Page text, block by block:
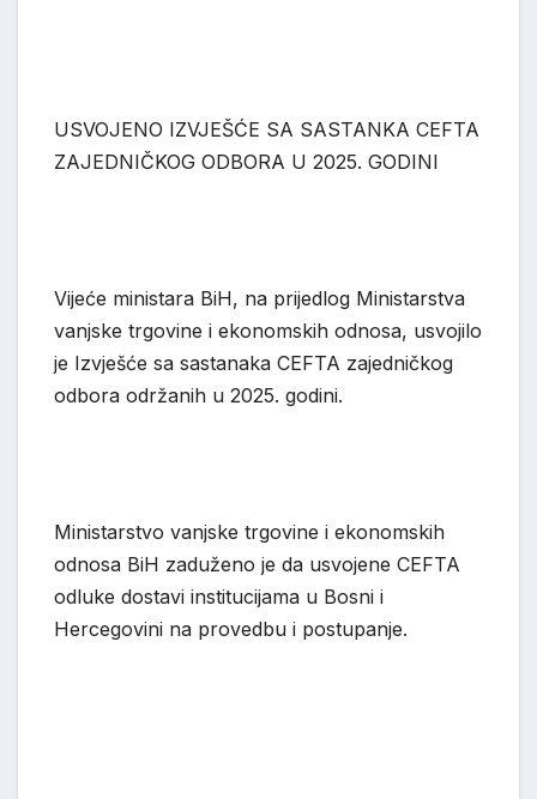
USVOJENO IZVJEŠĆE SA SASTANKA CEFTA
ZAJEDNIČKOG ODBORA U 2025. GODINI
Vijeće ministara BiH, na prijedlog Ministarstva
vanjske trgovine i ekonomskih odnosa, usvojilo
je Izvješće sa sastanaka CEFTA zajedničkog
odbora održanih u 2025. godini.
Ministarstvo vanjske trgovine i ekonomskih
odnosa BiH zaduženo je da usvojene CEFTA
odluke dostavi institucijama u Bosni i
Hercegovini na provedbu i postupanje.